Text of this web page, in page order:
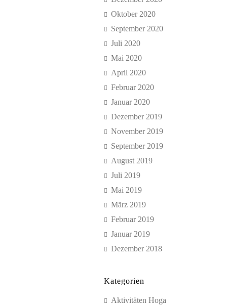
Oktober 2020
September 2020
Juli 2020
Mai 2020
April 2020
Februar 2020
Januar 2020
Dezember 2019
November 2019
September 2019
August 2019
Juli 2019
Mai 2019
März 2019
Februar 2019
Januar 2019
Dezember 2018
Kategorien
Aktivitäten Hoga